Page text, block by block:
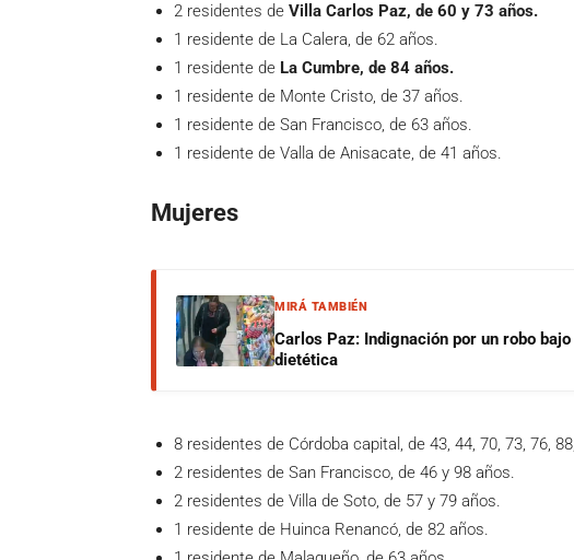
2 residentes de Villa Carlos Paz, de 60 y 73 años.
1 residente de La Calera, de 62 años.
1 residente de La Cumbre, de 84 años.
1 residente de Monte Cristo, de 37 años.
1 residente de San Francisco, de 63 años.
1 residente de Valla de Anisacate, de 41 años.
Mujeres
MIRÁ TAMBIÉN
Carlos Paz: Indignación por un robo
dietética
8 residentes de Córdoba capital, de 43, 44, 70, 73, 76,
2 residentes de San Francisco, de 46 y 98 años.
2 residentes de Villa de Soto, de 57 y 79 años.
1 residente de Huinca Renancó, de 82 años.